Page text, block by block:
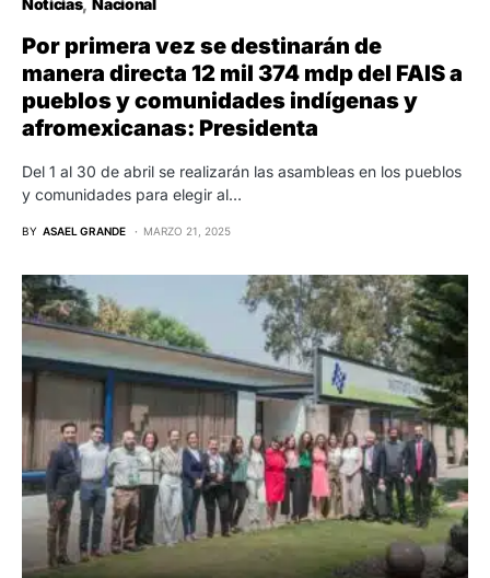
Por primera vez se destinarán de
manera directa 12 mil 374 mdp del FAIS a
pueblos y comunidades indígenas y
afromexicanas: Presidenta
Del 1 al 30 de abril se realizarán las asambleas en los pueblos
y comunidades para elegir al…
BY ASAEL GRANDE MARZO 21, 2025